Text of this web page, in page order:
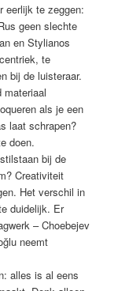
eerlijk te zeggen:
geen slechte
en Stylianos
te
bij de luisteraar.
materiaal
als je een
laat schrapen?
doen.
bij de
Creativiteit
Het verschil in
duidelijk. Er
– Choebejev
neemt
alles is al eens